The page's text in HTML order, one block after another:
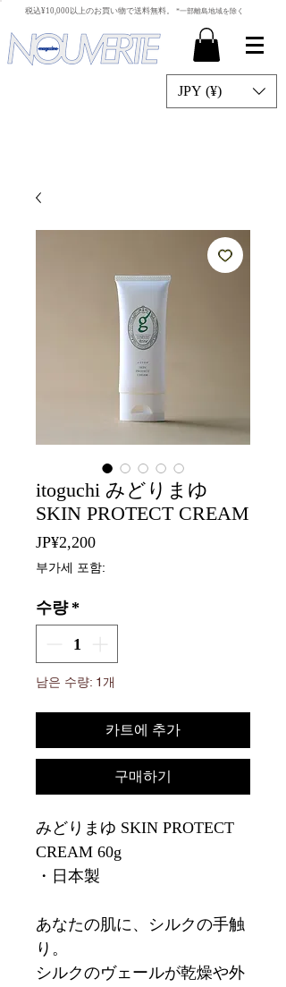
​税込¥10,000以上のお買い物で送料無料。 *一部離島地域を除く
JPY (¥)
itoguchi みどりまゆ
SKIN PROTECT CREAM
JP¥2,200가
격
부가세 포함:
수량 *
남은 수량: 1개
카트에 추가
구매하기
みどりまゆ SKIN PROTECT
CREAM 60g
・日本製
あなたの肌に、シルクの手触
り。
シルクのヴェールが乾燥や外